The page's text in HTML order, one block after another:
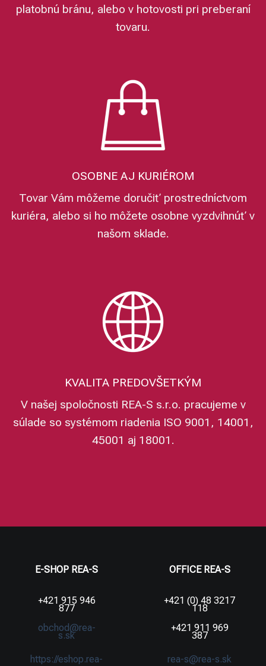
platobnú bránu, alebo v hotovosti pri preberaní
tovaru.
OSOBNE AJ KURIÉROM
Tovar Vám môžeme doručiť prostredníctvom
kuriéra, alebo si ho môžete osobne vyzdvihnúť v
našom sklade.
KVALITA PREDOVŠETKÝM
V našej spoločnosti REA-S s.r.o. pracujeme v
súlade so systémom riadenia ISO 9001, 14001,
45001 aj 18001.
E-SHOP REA-S
+421 915 946
877
obchod@rea-
s.sk
https://eshop.rea-
OFFICE REA-S
+421 (0) 48 3217
118
+421 911 969
387
rea-s@rea-s.sk